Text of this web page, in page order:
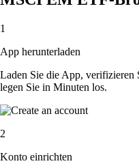
1
App herunterladen
Laden Sie die App, verifizieren
legen Sie in Minuten los.
2
Konto einrichten